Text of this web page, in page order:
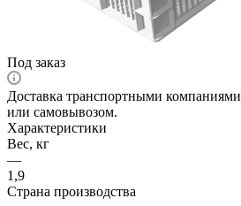
Под заказ
Доставка транспортными компаниями
или самовывозом.
Характеристики
Вес, кг
—
1,9
Страна производства